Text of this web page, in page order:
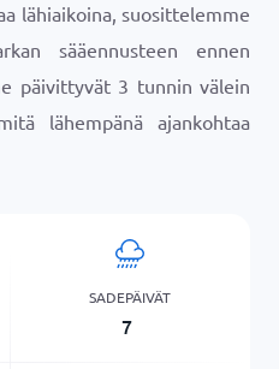
lähiaikoina, suosittelemme
sääennusteen ennen
päivittyvät 3 tunnin välein
lähempänä ajankohtaa
SADEPÄIVÄT
7